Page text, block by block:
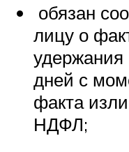
обязан
лицу о
дней с
факта
НДФЛ;